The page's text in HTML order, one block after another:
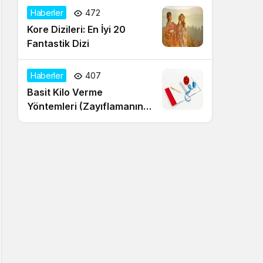
Haberler 472
Kore Dizileri: En İyi 20
Fantastik Dizi
Haberler 407
Basit Kilo Verme
Yöntemleri (Zayıflamanın